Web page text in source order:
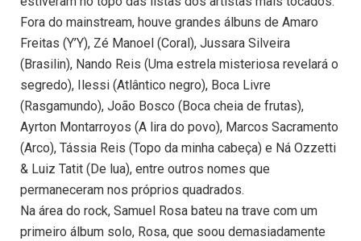
Fora do mainstream, houve grandes álbuns de Amaro
Freitas (Y’Y), Zé Manoel (Coral), Jussara Silveira
(Brasilin), Nando Reis (Uma estrela misteriosa revelará o
segredo), Ilessi (Atlântico negro), Boca Livre
(Rasgamundo), João Bosco (Boca cheia de frutas),
Ayrton Montarroyos (A lira do povo), Marcos Sacramento
(Arco), Tássia Reis (Topo da minha cabeça) e Ná Ozzetti
& Luiz Tatit (De lua), entre outros nomes que
permaneceram nos próprios quadrados.
Na área do rock, Samuel Rosa bateu na trave com um
primeiro álbum solo, Rosa, que soou demasiadamente